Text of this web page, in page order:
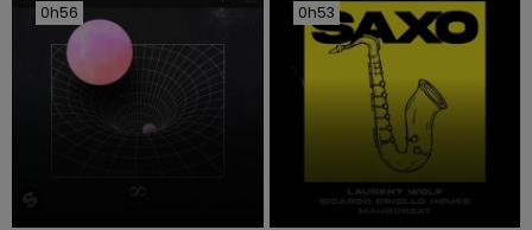
0h56
0h56 0h53
0h53